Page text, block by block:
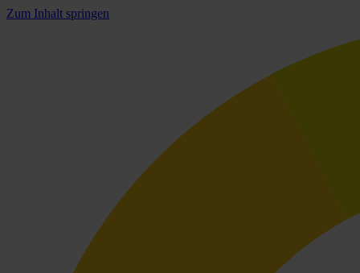
Zum Inhalt springen